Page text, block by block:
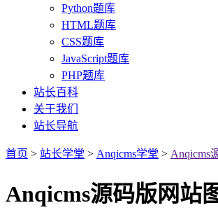
Python题库
HTML题库
CSS题库
JavaScript题库
PHP题库
站长百科
关于我们
站长导航
首页 > 站长学堂 > Anqicms学堂 > Anqicms
Anqicms源码版网站